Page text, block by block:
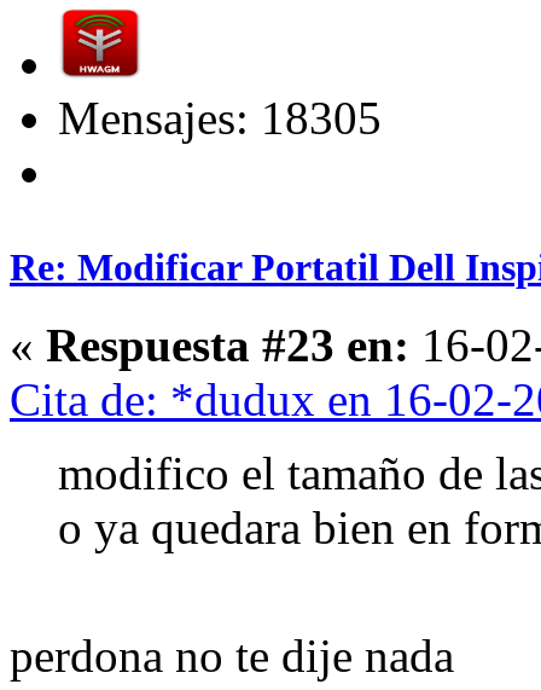
Mensajes: 18305
Re: Modificar Portatil Dell
« Respuesta #23 en: 16-
Cita de: *dudux en 16-02-
modifico el tamaño de
o ya quedara bien en
perdona no te dije nada